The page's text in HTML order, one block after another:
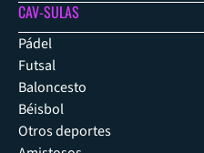
CAV-SULAS
Pádel
Futsal
Baloncesto
Béisbol
Otros deportes